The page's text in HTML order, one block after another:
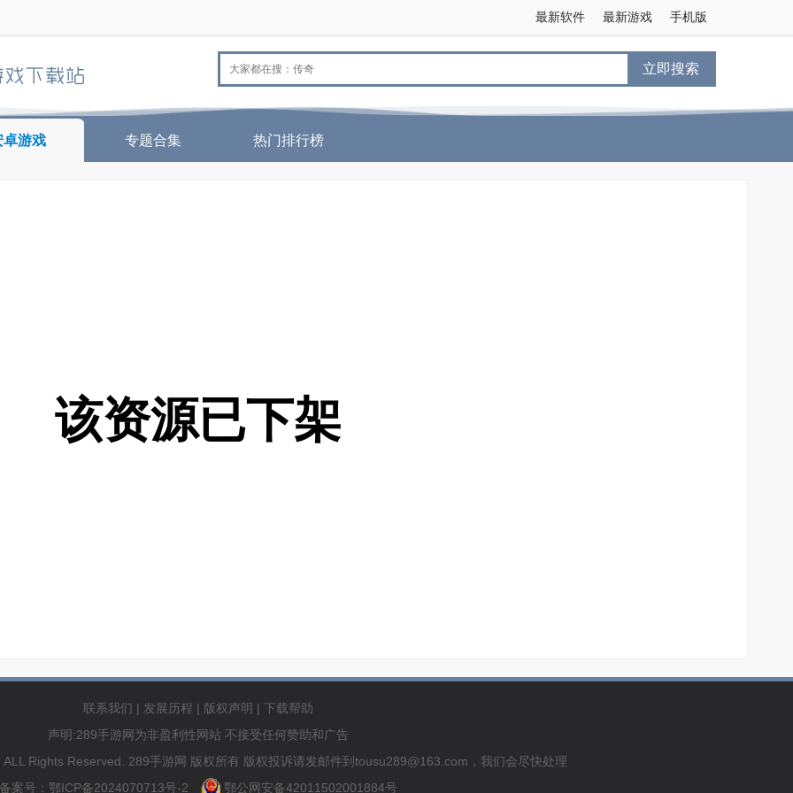
手机版
最新游戏
最新软件
立即搜索
卓游戏 专题合集 热门排行榜
该资源已下架
联系我们 | 发展历程 | 版权声明 | 下载帮助
声明:289手游网为非盈利性网站 不接受任何赞助和广告
Rights Reserved. 289手游网 版权所有 版权投诉请发邮件到tousu289@163.com，我们会尽快处理
备案号：鄂ICP备2024070713号-2
鄂公网安备42011502001884号